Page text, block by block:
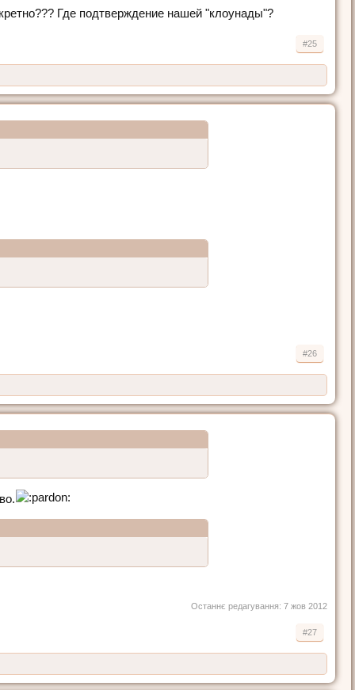
Где подтверждение нашей "клоунады"?
#25
#26
Останнє редагування: 7 жов 2012
#27